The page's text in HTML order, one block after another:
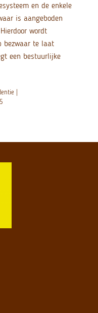
en de enkele
is aangeboden
wordt
bezwaar te laat
een bestuurlijke
|